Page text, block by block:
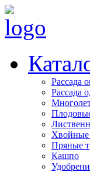
Рассада
Рассада
Хвойные
Пряные
Кашпо